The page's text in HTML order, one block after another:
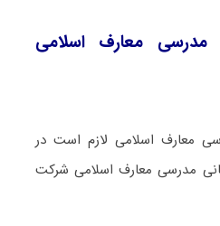
ﻣﺪرسی ﻣﻌﺎرف اﺳﻼمی
ﻣﻌﺎرف اﺳﻼمی لازم است در
ﻣﺪرسی ﻣﻌﺎرف اﺳﻼمی شرکت